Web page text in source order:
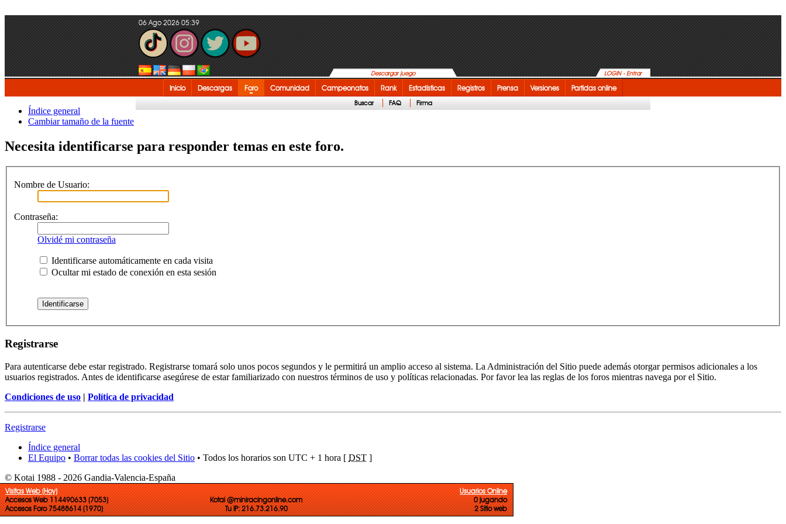
06 Ago 2026 05:39
Descargar juego LOGIN - Entrar
Inicio Descargas Foro Comunidad Campeonatos Rank Estadísticas Registros Prensa Versiones Partidas online
Buscar FAQ Firma
Índice general
Cambiar tamaño de la fuente
Necesita identificarse para responder temas en este foro.
Nombre de Usuario:
Contraseña:
Olvidé mi contraseña
Identificarse automáticamente en cada visita
Ocultar mi estado de conexión en esta sesión
Registrarse
Para autenticarse debe estar registrado. Registrarse tomará solo unos pocos segundos y le permitirá un amplio acceso al sistema. La Administración del Sitio puede además otorgar permisos adicionales a los
usuarios registrados. Antes de identificarse asegúrese de estar familiarizado con nuestros términos de uso y políticas relacionadas. Por favor lea las reglas de los foros mientras navega por el Sitio.
Condiciones de uso | Política de privacidad
Registrarse
Índice general
El Equipo • Borrar todas las cookies del Sitio • Todos los horarios son UTC + 1 hora [ DST ]
© Kotai 1988 - 2026 Gandia-Valencia-España
Usuarios Online
0 jugando
2 Sitio web
Visitas Web (Hoy)
Accesos Web 114490633 (7053)
Accesos Foro 75488614 (1970)
Kotai @miniracingonline.com
Tu IP: 216.73.216.90